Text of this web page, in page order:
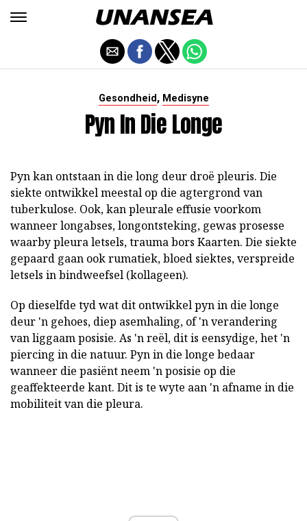
Gesondheid, Medisyne
Pyn In Die Longe
Pyn kan ontstaan in die long deur droë pleuris. Die
siekte ontwikkel meestal op die agtergrond van
tuberkulose. Ook, kan pleurale effusie voorkom
wanneer longabses, longontsteking, gewas prosesse
waarby pleura letsels, trauma bors Kaarten. Die siekte
gepaard gaan ook rumatiek, bloed siektes, verspreide
letsels in bindweefsel (kollageen).
Op dieselfde tyd wat dit ontwikkel pyn in die longe
deur 'n gehoes, diep asemhaling, of 'n verandering
van liggaam posisie. As 'n reël, dit is eensydige, het 'n
piercing in die natuur. Pyn in die longe bedaar
wanneer die pasiënt neem 'n posisie op die
geaffekteerde kant. Dit is te wyte aan 'n afname in die
mobiliteit van die pleura.